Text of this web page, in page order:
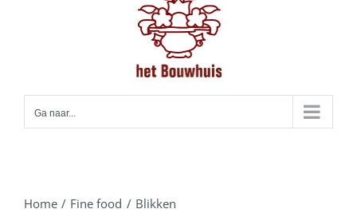
Ga naar...
Home Fine food Blikken